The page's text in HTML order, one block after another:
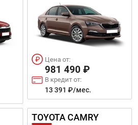
Цена от:
981 490 ₽
В кредит от:
13 391 ₽/мес.
TOYOTA CAMRY